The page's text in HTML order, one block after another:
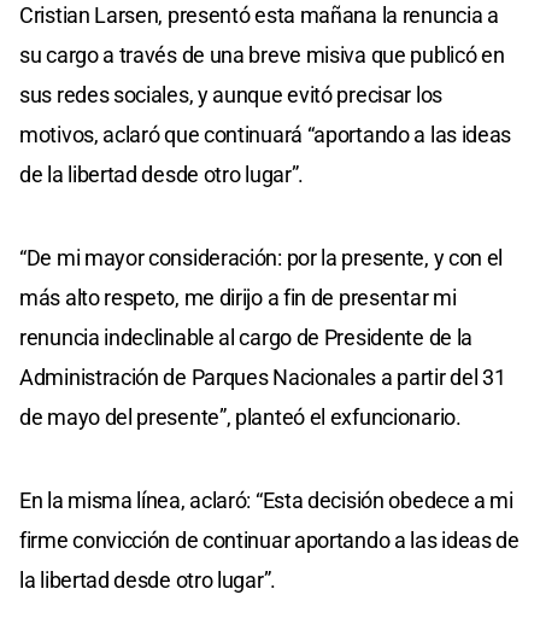
Cristian Larsen, presentó esta mañana la renuncia a
su cargo a través de una breve misiva que publicó en
sus redes sociales, y aunque evitó precisar los
motivos, aclaró que continuará “aportando a las ideas
de la libertad desde otro lugar”.
“De mi mayor consideración: por la presente, y con el
más alto respeto, me dirijo a fin de presentar mi
renuncia indeclinable al cargo de Presidente de la
Administración de Parques Nacionales a partir del 31
de mayo del presente”, planteó el exfuncionario.
En la misma línea, aclaró: “Esta decisión obedece a mi
firme convicción de continuar aportando a las ideas de
la libertad desde otro lugar”.